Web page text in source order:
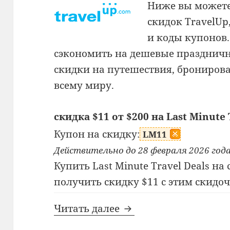
Ниже вы
скидок
и коды
сэкономить на дешевые
скидки на путешествия,
всему миру.
скидка $11 от $200 на Last
Купон на скидку: LM11
Действительно до 28 февраля 2026
Купить Last Minute Travel Deals на
получить скидку $11 с этим
Читать далее Промокод TravelUp